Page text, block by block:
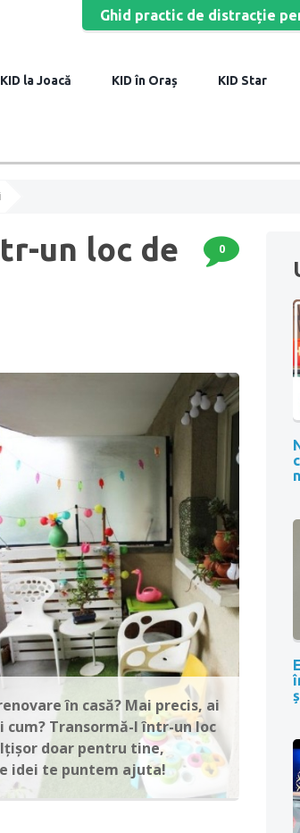
Ghid practic de distracție
la Joacă în Oraș Star
un loc de
0
în casă? Mai precis, ai
cum? Transormă-l într-un loc
doar pentru tine,
idei te puntem ajuta!